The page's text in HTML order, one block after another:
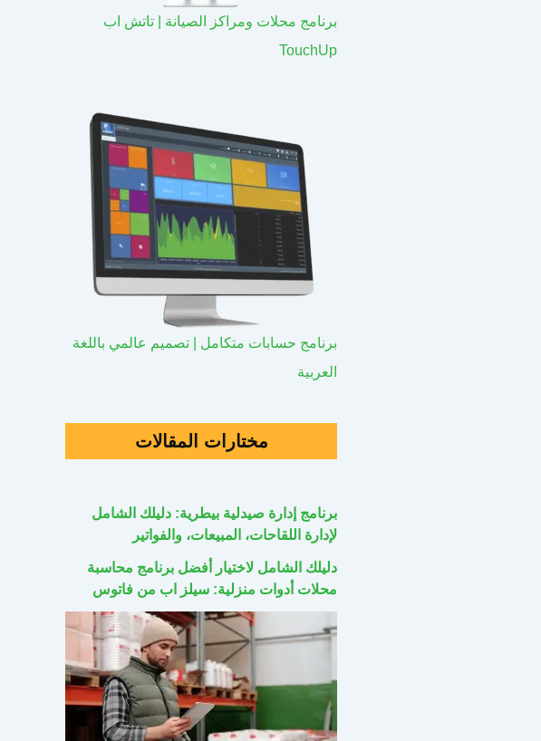
برنامج محلات ومراكز الصيانة | تاتش اب
TouchUp
برنامج حسابات متكامل | تصميم عالمي باللغة
العربية
مختارات المقالات
برنامج إدارة صيدلية بيطرية: دليلك الشامل
لإدارة اللقاحات، المبيعات، والفواتير
دليلك الشامل لاختيار أفضل برنامج محاسبة
محلات أدوات منزلية: سيلز اب من فاتوس